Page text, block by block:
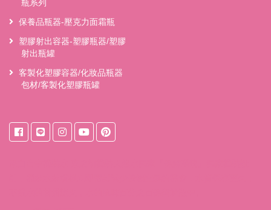
瓶系列
保養品瓶器-壓克力面霜瓶
塑膠射出容器-塑膠瓶器/塑膠
射出瓶罐
客製化塑膠容器/化妝品瓶器
包材/客製化塑膠瓶罐